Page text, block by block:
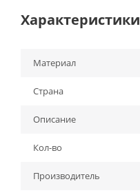
Характеристики
Материал
Страна
Описание
Кол-во
Производитель